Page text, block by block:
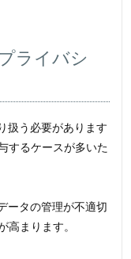
ライバシ
扱う必要があります
するケースが多いた
ータの管理が不適切
高まります。